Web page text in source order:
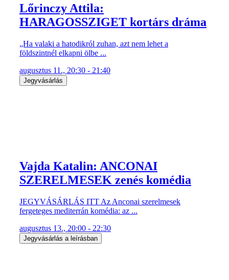
Lőrinczy Attila:
HARAGOSSZIGET kortárs dráma
„Ha valaki a hatodikról zuhan, azt nem lehet a
földszintnél elkapni ölbe ...
augusztus 11., 20:30 - 21:40
Jegyvásárlás
Vajda Katalin: ANCONAI
SZERELMESEK zenés komédia
JEGYVÁSÁRLÁS ITT Az Anconai szerelmesek
fergeteges mediterrán komédia: az ...
augusztus 13., 20:00 - 22:30
Jegyvásárlás a leírásban